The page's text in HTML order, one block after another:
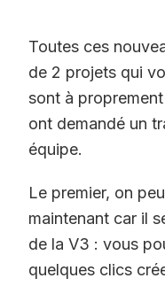
Toutes ces
de 2 projets qui
sont à
ont demandé un
équipe.
Le premier, on
maintenant car il
de la V3 : vous
quelques clics